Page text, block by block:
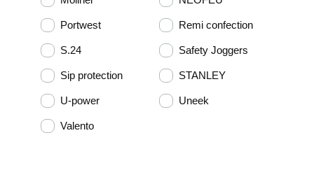
Portwest Remi confection
S.24 Safety Joggers
Sip protection STANLEY
U-power Uneek
Valento